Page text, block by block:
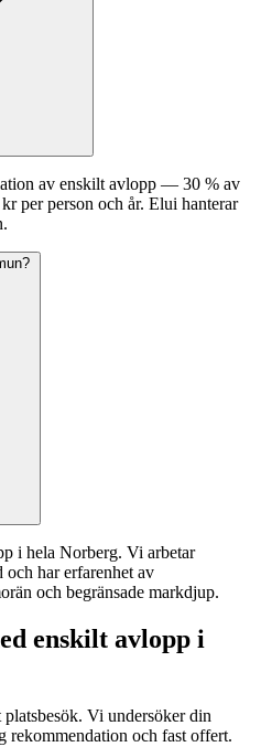
av enskilt avlopp — 30 % av
per person och år. Elui hanterar
i hela Norberg. Vi arbetar
och har erfarenhet av
och begränsade markdjup.
enskilt avlopp i
Vi undersöker din
rekommendation och fast offert.